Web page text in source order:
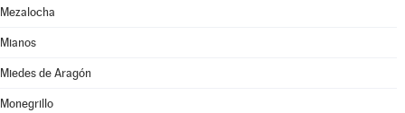
Mezalocha
Mianos
Miedes de Aragón
Monegrillo